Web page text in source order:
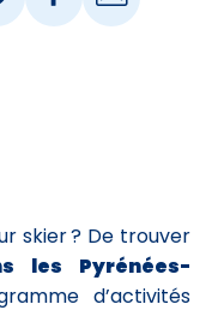
skier ? De trouver
les Pyrénées-
d’activités